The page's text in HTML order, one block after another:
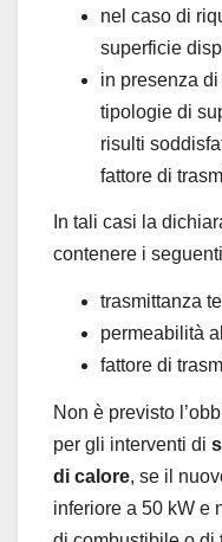
nel caso di
superficie
in presenza
tipologie di
risulti
fattore di
In tali casi la
contenere i
trasmittanza
permeabilità
fattore di
Non è previsto
per gli interventi di
di calore, se il
inferiore a 50 kW e